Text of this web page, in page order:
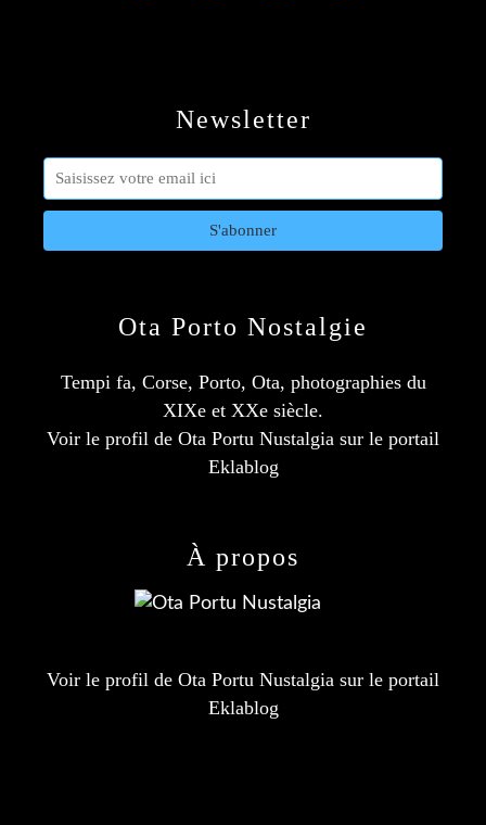
Newsletter
Ota Porto Nostalgie
Tempi fa, Corse, Porto, Ota, photographies du
XIXe et XXe siècle.
Voir le profil de Ota Portu Nustalgia sur le portail
Eklablog
À propos
Voir le profil de Ota Portu Nustalgia sur le portail
Eklablog